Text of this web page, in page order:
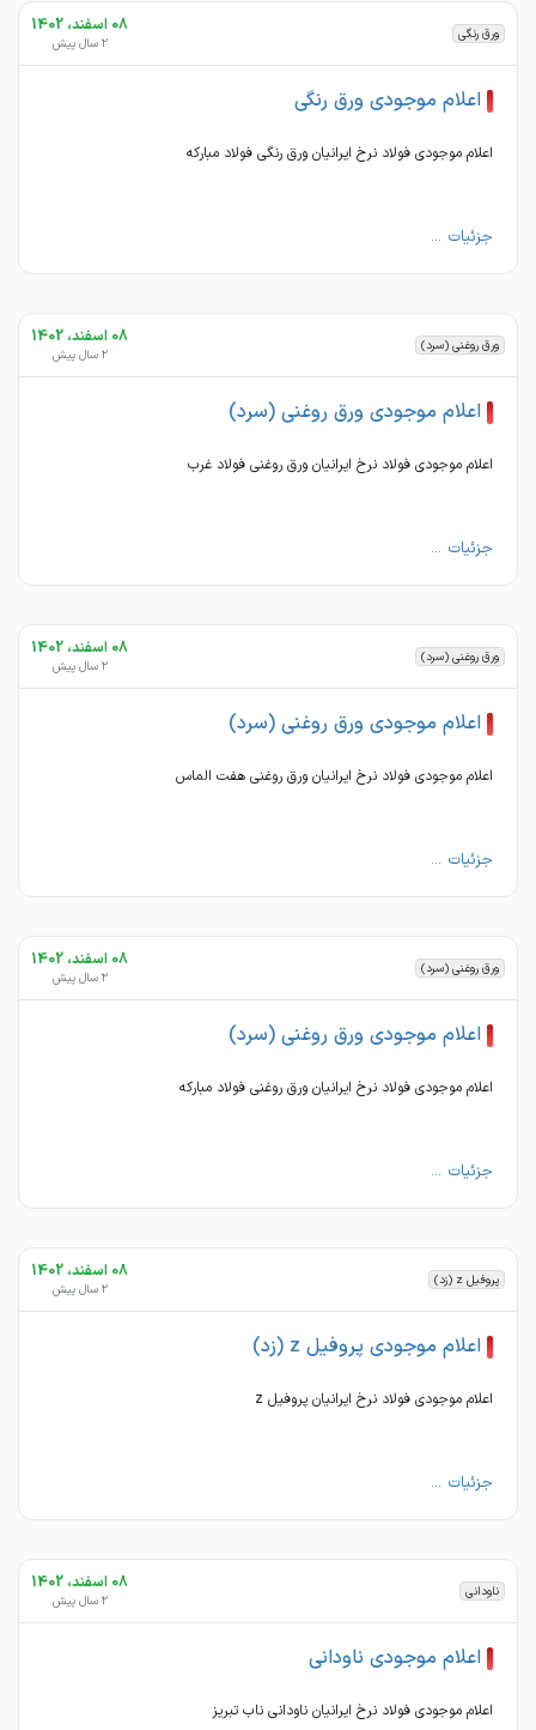
ورق رنگی 08 اسفند، 1402
2 سال پیش
اعلام موجودی ورق رنگی
اعلام موجودی فولاد نرخ ایرانیان ورق رنگی فولاد مبارکه
جزئیات ...
ورق روغنی (سرد) 08 اسفند، 1402
2 سال پیش
اعلام موجودی ورق روغنی (سرد)
اعلام موجودی فولاد نرخ ایرانیان ورق روغنی فولاد غرب
جزئیات ...
ورق روغنی (سرد) 08 اسفند، 1402
2 سال پیش
اعلام موجودی ورق روغنی (سرد)
اعلام موجودی فولاد نرخ ایرانیان ورق روغنی هفت الماس
جزئیات ...
ورق روغنی (سرد) 08 اسفند، 1402
2 سال پیش
اعلام موجودی ورق روغنی (سرد)
اعلام موجودی فولاد نرخ ایرانیان ورق روغنی فولاد مبارکه
جزئیات ...
پروفیل z (زد) 08 اسفند، 1402
2 سال پیش
اعلام موجودی پروفیل z (زد)
اعلام موجودی فولاد نرخ ایرانیان پروفیل z
جزئیات ...
ناودانی 08 اسفند، 1402
2 سال پیش
اعلام موجودی ناودانی
اعلام موجودی فولاد نرخ ایرانیان ناودانی ناب تبریز